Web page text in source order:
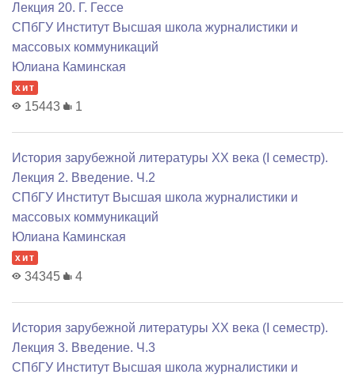
Лекция 20. Г. Гессе
СПбГУ Институт Высшая школа журналистики и
массовых коммуникаций
Юлиана Каминская
хит
15443 1
История зарубежной литературы XX века (I семестр).
Лекция 2. Введение. Ч.2
СПбГУ Институт Высшая школа журналистики и
массовых коммуникаций
Юлиана Каминская
хит
34345 4
История зарубежной литературы XX века (I семестр).
Лекция 3. Введение. Ч.3
СПбГУ Институт Высшая школа журналистики и